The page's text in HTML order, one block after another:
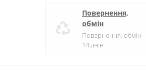
Повернення,
обмін
Повернення, обмін -
14 днів